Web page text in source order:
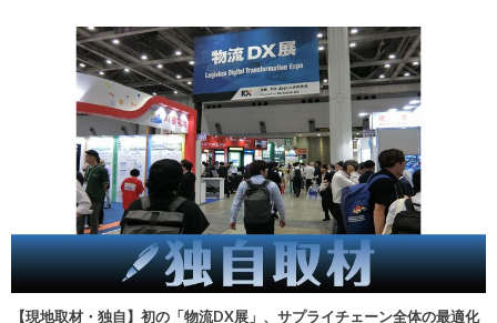
【現地取材・独自】初の「物流DX展」、サプライチェーン全体の最適化